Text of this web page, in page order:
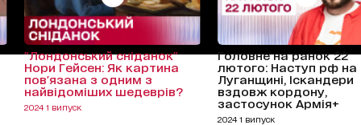
"Лондонський сніданок"
Нори Гейсен: Як картина
пов'язана з одним з
найвідоміших шедеврів?
2024 1 випуск
Головне на ранок 22
лютого: Наступ рф на
Луганщині, Іскандери
вздовж кордону,
застосунок Армія+
2024 1 випуск